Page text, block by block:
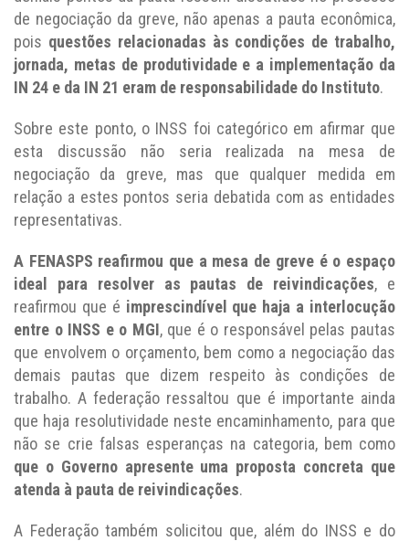
de negociação da greve, não apenas a pauta econômica,
pois questões relacionadas às condições de trabalho,
jornada, metas de produtividade e a implementação da
IN 24 e da IN 21 eram de responsabilidade do Instituto.
Sobre este ponto, o INSS foi categórico em afirmar que
esta discussão não seria realizada na mesa de
negociação da greve, mas que qualquer medida em
relação a estes pontos seria debatida com as entidades
representativas.
A FENASPS reafirmou que a mesa de greve é o espaço
ideal para resolver as pautas de reivindicações, e
reafirmou que é imprescindível que haja a interlocução
entre o INSS e o MGI, que é o responsável pelas pautas
que envolvem o orçamento, bem como a negociação das
demais pautas que dizem respeito às condições de
trabalho. A federação ressaltou que é importante ainda
que haja resolutividade neste encaminhamento, para que
não se crie falsas esperanças na categoria, bem como
que o Governo apresente uma proposta concreta que
atenda à pauta de reivindicações.
A Federação também solicitou que, além do INSS e do